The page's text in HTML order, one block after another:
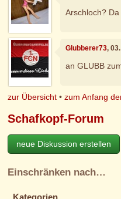
Arschloch?
Glubberer73,
an GLUBB
zur Übersicht •zum Anfang
Schafkopf-Forum
neue Diskussion erstellen
Einschränken nach…